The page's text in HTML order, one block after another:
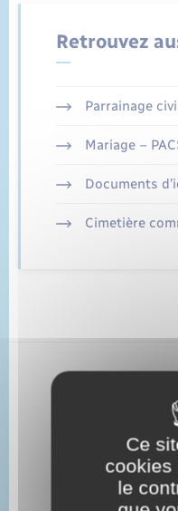
Cimetière
Retrouvez
Parrainage
Mariage –
Documents
Cimetière
Ce
cookies
le